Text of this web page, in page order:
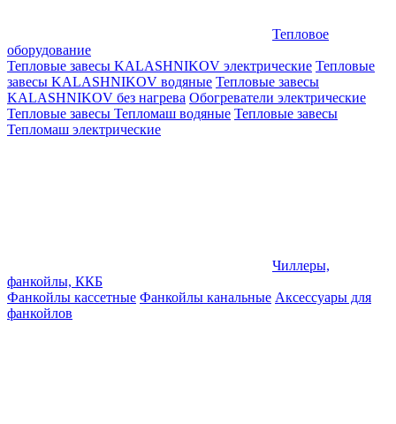
Тепловое
оборудование
Тепловые завесы KALASHNIKOV электрические Тепловые
завесы KALASHNIKOV водяные Тепловые завесы
KALASHNIKOV без нагрева Обогреватели электрические
Тепловые завесы Тепломаш водяные Тепловые завесы
Тепломаш электрические
Чиллеры,
фанкойлы, ККБ
Фанкойлы кассетные Фанкойлы канальные Аксессуары для
фанкойлов